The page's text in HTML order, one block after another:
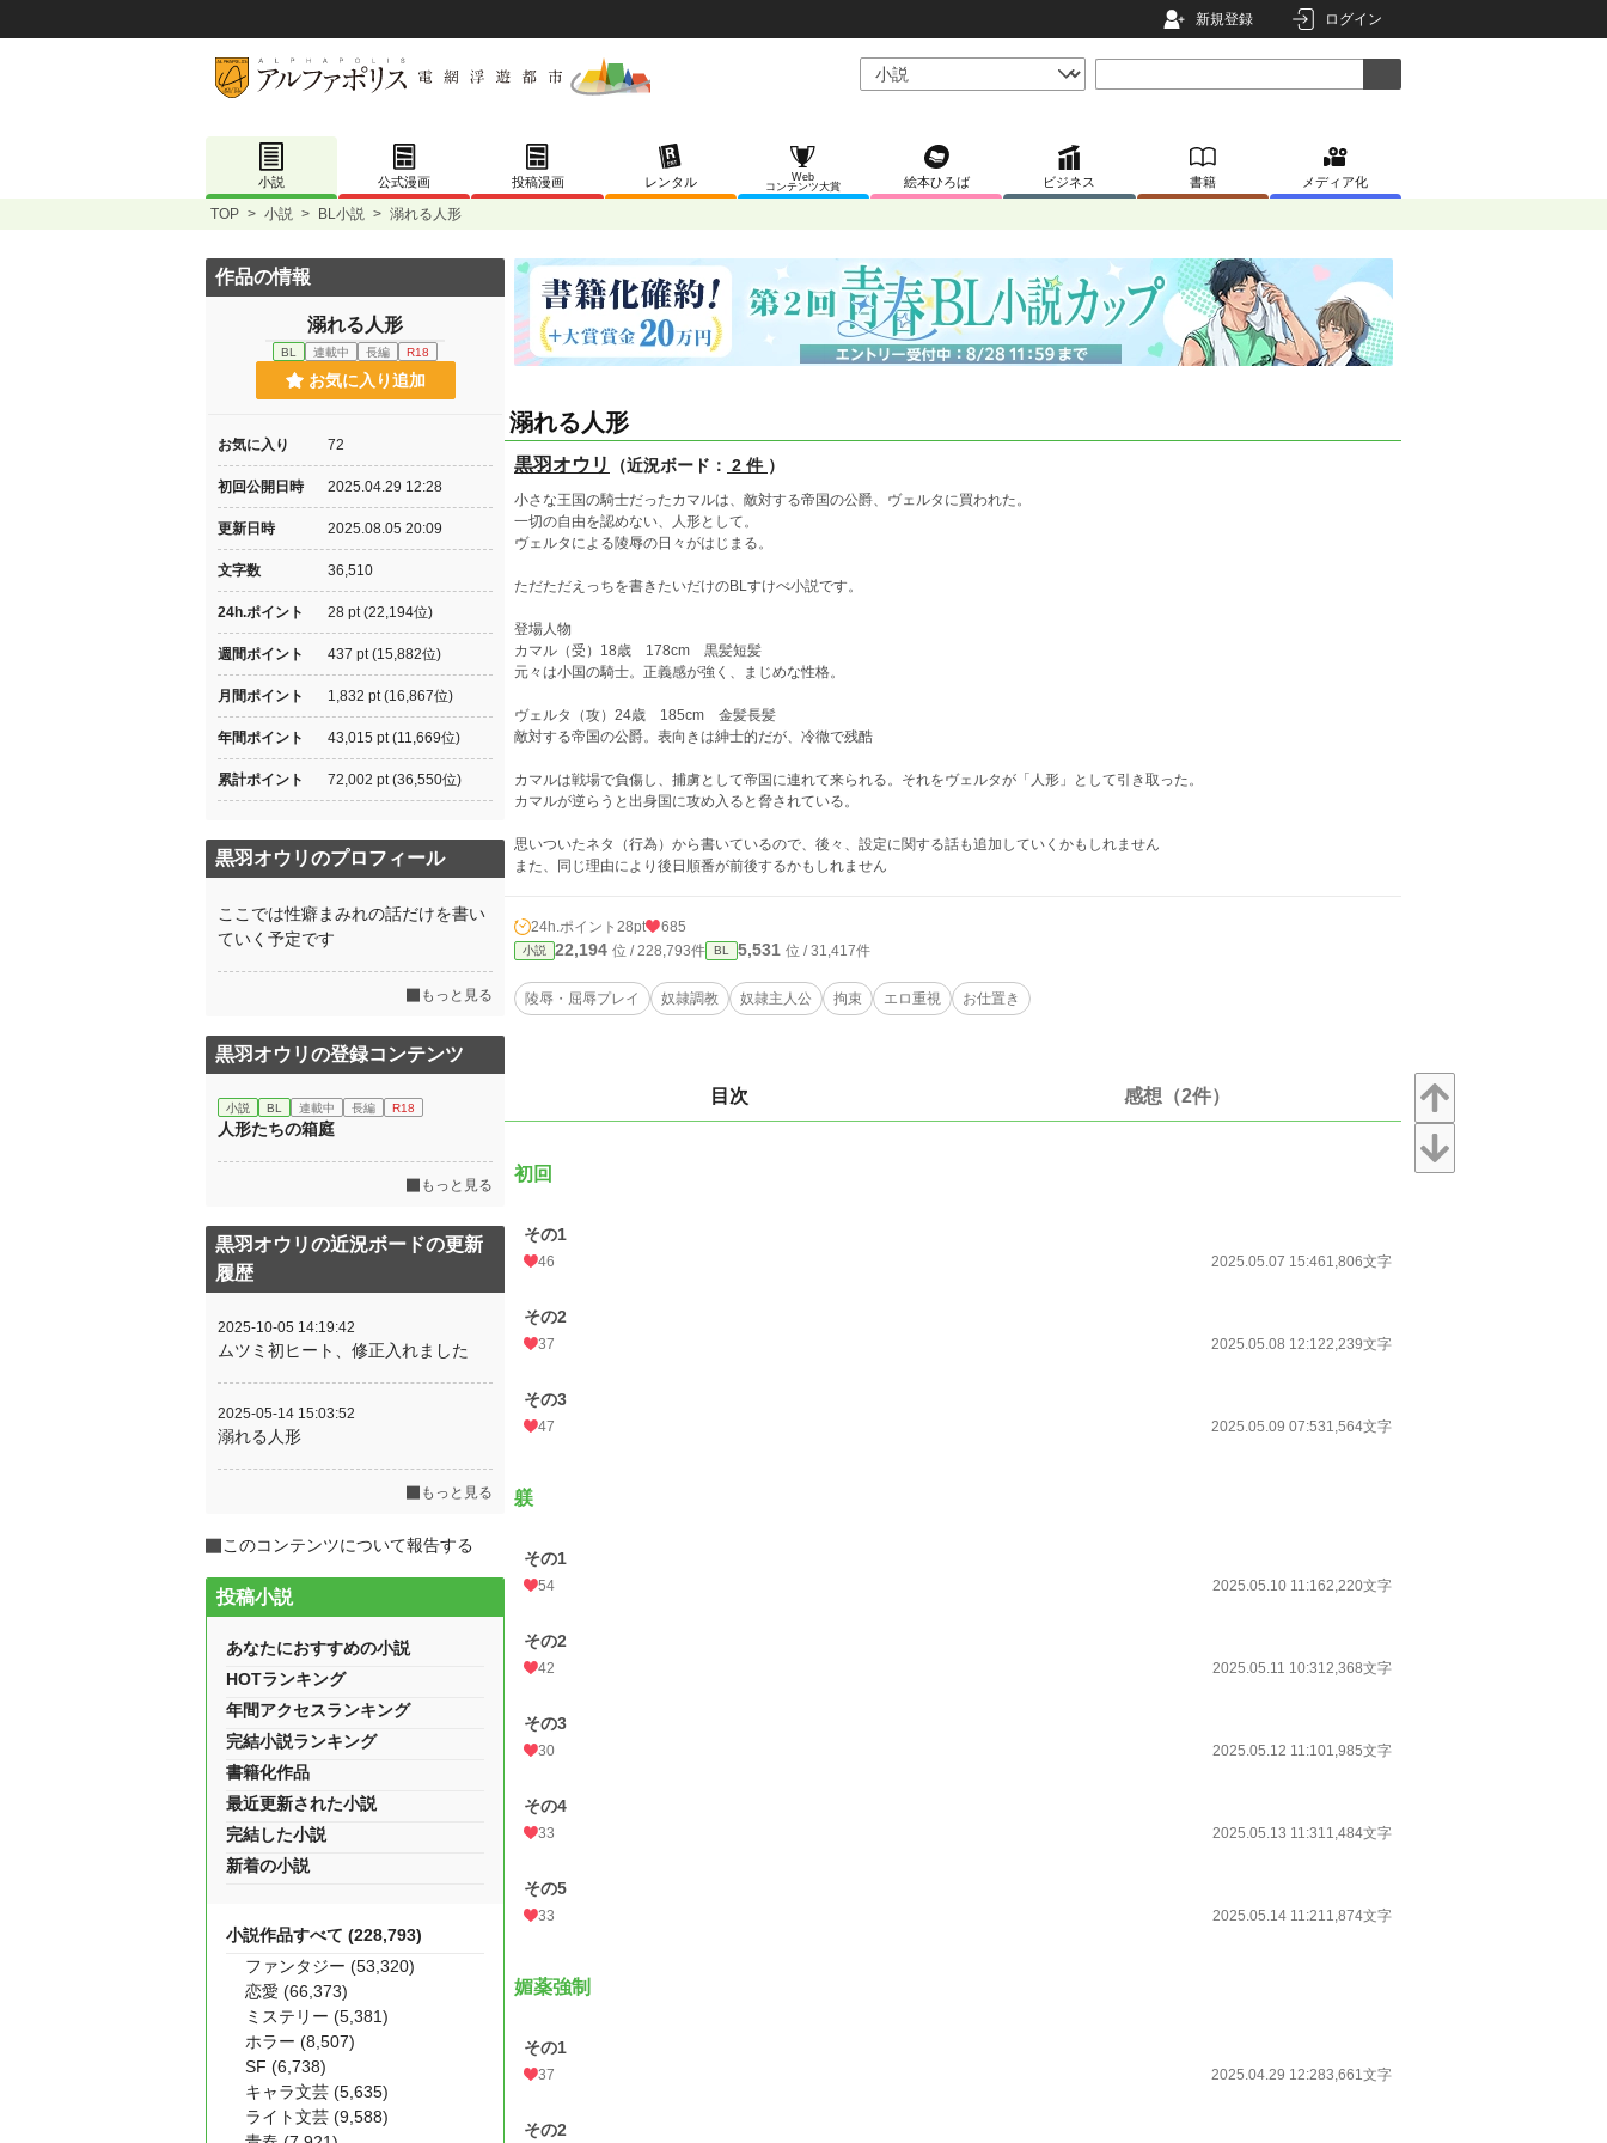
新規登録 ログイン
小説 公式漫画 投稿漫画 レンタル
Web
コンテンツ大賞
絵本ひろば ビジネス 書籍 メディア化
TOP > 小説 > BL小説 > 溺れる人形
溺れる人形
黒羽オウリ （近況ボード： 2 件 ）
小さな王国の騎士だったカマルは、敵対する帝国の公爵、ヴェルタに買われた。
一切の自由を認めない、人形として。
ヴェルタによる陵辱の日々がはじまる。
ただただえっちを書きたいだけのBLすけべ小説です。
登場人物
カマル（受）18歳 178cm 黒髪短髪
元々は小国の騎士。正義感が強く、まじめな性格。
ヴェルタ（攻）24歳 185cm 金髪長髪
敵対する帝国の公爵。表向きは紳士的だが、冷徹で残酷
カマルは戦場で負傷し、捕虜として帝国に連れて来られる。それをヴェルタが「人形」として引き取った。
カマルが逆らうと出身国に攻め入ると脅されている。
思いついたネタ（行為）から書いているので、後々、設定に関する話も追加していくかもしれません
また、同じ理由により後日順番が前後するかもしれません
24h.ポイント 28pt 685
小説 22,194 位 / 228,793件 BL 5,531 位 / 31,417件
陵辱・屈辱プレイ 奴隷調教 奴隷主人公 拘束 エロ重視 お仕置き
目次 感想（2件）
初回
その1
46 2025.05.07 15:461,806文字
その2
37 2025.05.08 12:122,239文字
その3
47 2025.05.09 07:531,564文字
躾
その1
54 2025.05.10 11:162,220文字
その2
42 2025.05.11 10:312,368文字
その3
30 2025.05.12 11:101,985文字
その4
33 2025.05.13 11:311,484文字
その5
33 2025.05.14 11:211,874文字
媚薬強制
その1
37 2025.04.29 12:283,661文字
その2
作品の情報
溺れる人形
BL 連載中 長編 R18
お気に入り追加
お気に入り 72
初回公開日時 2025.04.29 12:28
更新日時 2025.08.05 20:09
文字数 36,510
24h.ポイント 28 pt (22,194位)
週間ポイント 437 pt (15,882位)
月間ポイント 1,832 pt (16,867位)
年間ポイント 43,015 pt (11,669位)
累計ポイント 72,002 pt (36,550位)
黒羽オウリのプロフィール
ここでは性癖まみれの話だけを書い
ていく予定です
もっと見る
黒羽オウリの登録コンテンツ
小説 BL 連載中 長編 R18
人形たちの箱庭
もっと見る
黒羽オウリの近況ボードの更新
履歴
2025-10-05 14:19:42
ムツミ初ヒート、修正入れました
2025-05-14 15:03:52
溺れる人形
もっと見る
このコンテンツについて報告する
投稿小説
あなたにおすすめの小説
HOTランキング
年間アクセスランキング
完結小説ランキング
書籍化作品
最近更新された小説
完結した小説
新着の小説
小説作品すべて (228,793)
ファンタジー (53,320)
恋愛 (66,373)
ミステリー (5,381)
ホラー (8,507)
SF (6,738)
キャラ文芸 (5,635)
ライト文芸 (9,588)